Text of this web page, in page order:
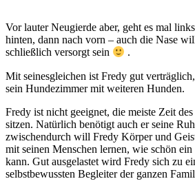
Vor lauter Neugierde aber, geht es mal
hinten, dann nach vorn – auch die Nase
schließlich versorgt sein
.
Mit seinesgleichen ist Fredy gut
sein Hundezimmer mit weiteren Hunden.
Fredy ist nicht geeignet, die meiste Zeit
sitzen. Natürlich benötigt auch er seine
zwischendurch will Fredy Körper und
mit seinen Menschen lernen, wie schön
kann. Gut ausgelastet wird Fredy sich zu
selbstbewussten Begleiter der ganzen